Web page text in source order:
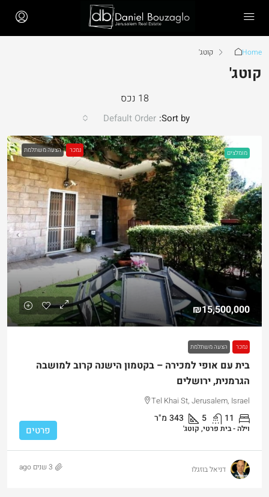
Home קוטג'
קוטג'
18 נכס
Sort by:
Default Order
מומלצים נמכר הצעה משתלמת
₪15,500,000
נמכר הצעה משתלמת
בית עם אופי למכירה – בקטמון הישנה קרוב למושבה
הגרמנית, ירושלים
Tel Khai St, Jerusalem, Israel
11
5
343 מ"ר
וילה - בית פרטי, קוטג' פרטים
דניאל בוזגלו 3 שנים ago